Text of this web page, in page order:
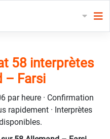
58 interprètes
– Farsi
par heure · Confirmation
rapidement · Interprètes